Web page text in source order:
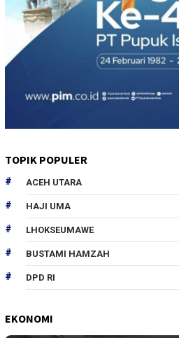
TOPIK POPULER
ACEH UTARA
HAJI UMA
LHOKSEUMAWE
BUSTAMI HAMZAH
DPD RI
EKONOMI